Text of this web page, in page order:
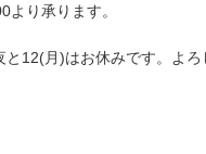
り承ります。
12(月)はお休みです。よろ